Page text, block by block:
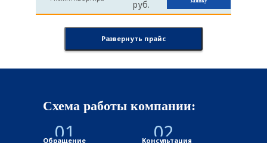
руб.
Развернуть прайс
Схема работы компании:
01
Обращение 02
Консультация